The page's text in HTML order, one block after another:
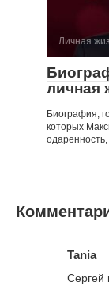
Личная
личная
Биография,
которых
одаренность,
Tania
Сергей